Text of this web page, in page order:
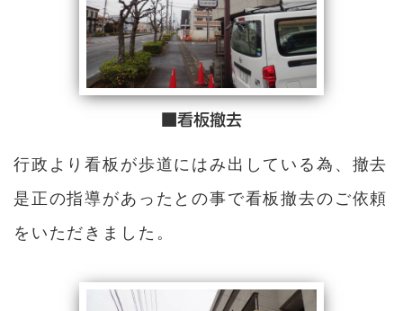
■看板撤去
行政より看板が歩道にはみ出している為、撤去
是正の指導があったとの事で看板撤去のご依頼
をいただきました。